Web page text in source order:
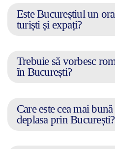
Este Bucureștiul un
turiști și expați?
Trebuie să vorbesc
în București?
Care este cea mai
deplasa prin București?